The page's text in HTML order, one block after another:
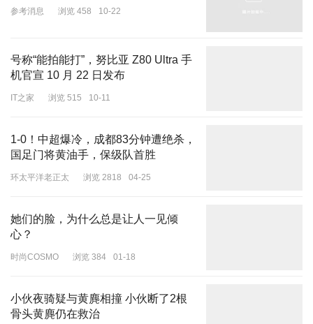
Giorgio Armani 这季高定以「珍珠」为主题，珍珠的颜色，珍珠的光
泽贯穿在90套look中，或是面料，或是细节。连丝绒缎面都点缀着莹
值得一提的是，90套Look是本季高定时装周最高数量，也是为了庆
祝阿玛尼老爷子90岁生日。
参考消息 浏览 458 10-22
号称“能拍能打”，努比亚 Z80 Ultra 手
机官宣 10 月 22 日发布
IT之家 浏览 515 10-11
1-0！中超爆冷，成都83分钟遭绝杀，
国足门将黄油手，保级队首胜
环太平洋老正太 浏览 2818 04-25
她们的脸，为什么总是让人一见倾
心？
时尚COSMO 浏览 384 01-18
小伙夜骑疑与黄麂相撞 小伙断了2根
骨头黄麂仍在救治